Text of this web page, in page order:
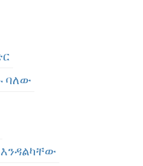
ባለው
እንዳልካቸው